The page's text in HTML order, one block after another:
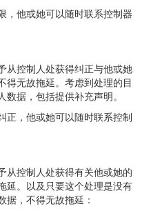
，他或她可以随时联系控制器
从控制人处获得纠正与他或她
得无故拖延。考虑到处理的目
据，包括提供补充声明。
正，他或她可以随时联系控制
从控制人处获得有关他或她的
延。以及只要这个处理是没有
据，不得无故拖延：